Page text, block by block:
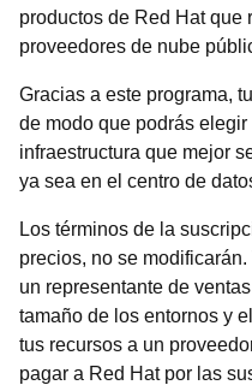
productos de Red Hat que
proveedores de nube
Gracias a este programa,
de modo que podrás
infraestructura que mejor
ya sea en el centro de
Los términos de la
precios, no se
un representante de
tamaño de los entornos y
tus recursos a un
pagar a Red Hat por las